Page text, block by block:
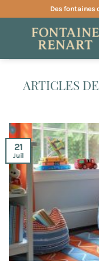
au
contenu
Des fontaines
21
Juil